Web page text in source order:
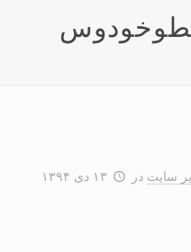
سایت در ۱۳ دی ۱۳۹۴